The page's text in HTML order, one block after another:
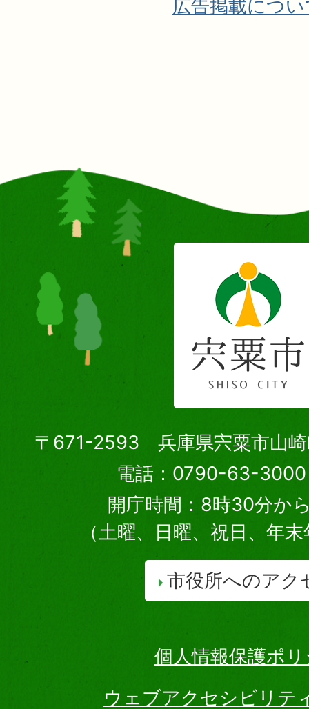
広告掲載につ
〒671-2593 兵庫県宍粟市山崎
電話：0790-63-3000
開庁時間：8時30分か
（土曜、日曜、祝日、年
市役所へのアク
個人情報保護ポ
ウェブアクセシビリテ